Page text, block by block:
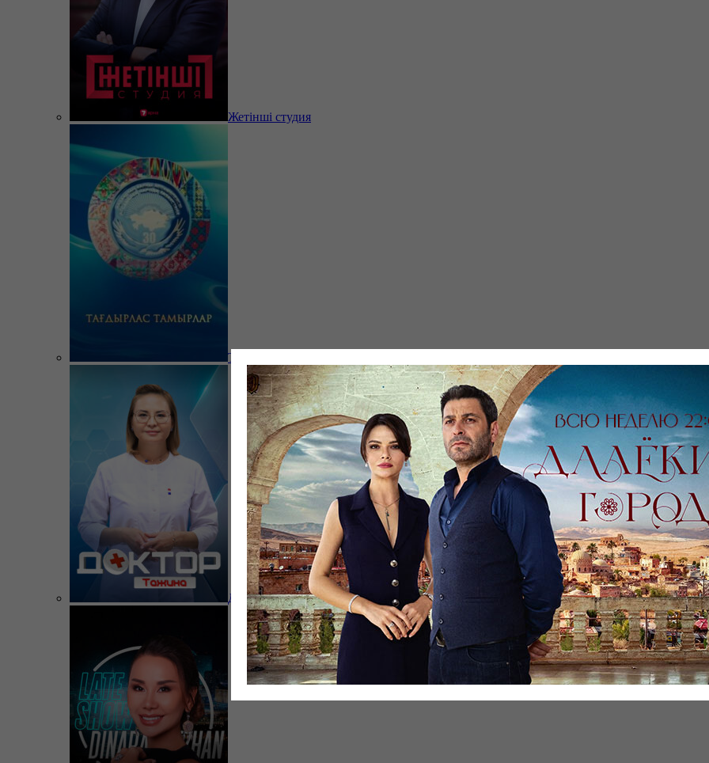
Жетінші студия
Тағдырлас тамырлар
Доктор Тажина